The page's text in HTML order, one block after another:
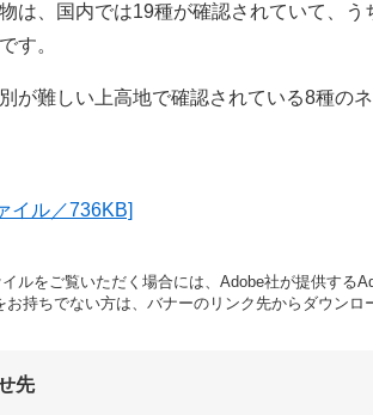
は、国内では19種が確認されていて、う
す。
が難しい上高地で確認されている8種の
イル／736KB]
ルをご覧いただく場合には、Adobe社が提供する
お持ちでない方は、バナーのリンク先からダウンロ
先